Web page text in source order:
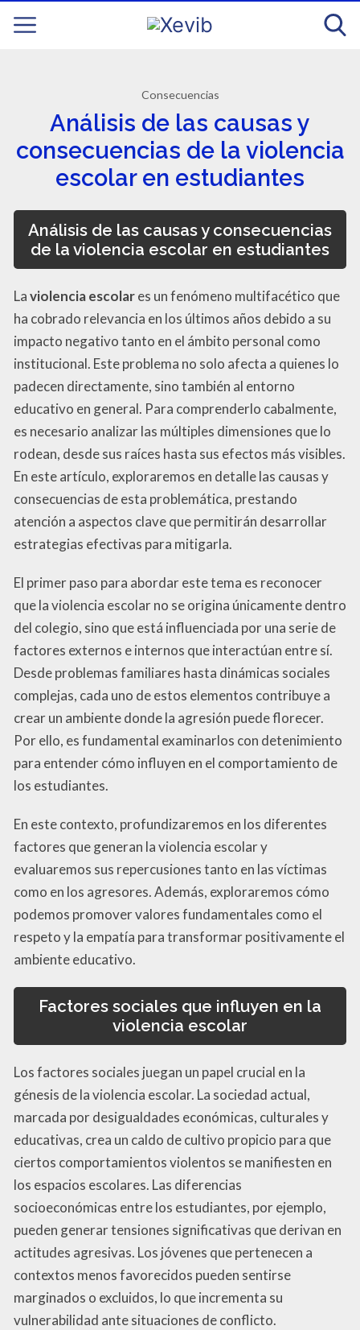
Consecuencias
Análisis de las causas y
consecuencias de la violencia
escolar en estudiantes
Análisis de las causas y consecuencias
de la violencia escolar en estudiantes
Laviolencia escolares un fenómeno multifacético que
ha cobrado relevancia en los últimos años debido a su
impacto negativo tanto en el ámbito personal como
institucional. Este problema no solo afecta a quienes lo
padecen directamente, sino también al entorno
educativo en general. Para comprenderlo cabalmente,
es necesario analizar las múltiples dimensiones que lo
rodean, desde sus raíces hasta sus efectos más visibles.
En este artículo, exploraremos en detalle las causas y
consecuencias de esta problemática, prestando
atención a aspectos clave que permitirán desarrollar
estrategias efectivas para mitigarla.
El primer paso para abordar este tema es reconocer
que la violencia escolar no se origina únicamente dentro
del colegio, sino que está influenciada por una serie de
factores externos e internos que interactúan entre sí.
Desde problemas familiares hasta dinámicas sociales
complejas, cada uno de estos elementos contribuye a
crear un ambiente donde la agresión puede florecer.
Por ello, es fundamental examinarlos con detenimiento
para entender cómo influyen en el comportamiento de
los estudiantes.
En este contexto, profundizaremos en los diferentes
factores que generan la violencia escolar y
evaluaremos sus repercusiones tanto en las víctimas
como en los agresores. Además, exploraremos cómo
podemos promover valores fundamentales como el
respeto y la empatía para transformar positivamente el
ambiente educativo.
Factores sociales que influyen en la
violencia escolar
Los factores sociales juegan un papel crucial en la
génesis de la violencia escolar. La sociedad actual,
marcada por desigualdades económicas, culturales y
educativas, crea un caldo de cultivo propicio para que
ciertos comportamientos violentos se manifiesten en
los espacios escolares. Las diferencias
socioeconómicas entre los estudiantes, por ejemplo,
pueden generar tensiones significativas que derivan en
actitudes agresivas. Los jóvenes que pertenecen a
contextos menos favorecidos pueden sentirse
marginados o excluidos, lo que incrementa su
vulnerabilidad ante situaciones de conflicto.